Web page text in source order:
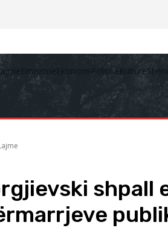
EmisioneEkonomiPolitikëKulturë
shpall